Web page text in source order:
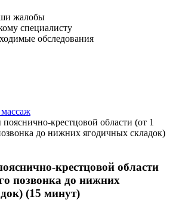
жалобы
специалисту
обследования
крестцовой области (от 1
до нижних ягодичных складок)
крестцовой области
позвонка до нижних
(15 минут)